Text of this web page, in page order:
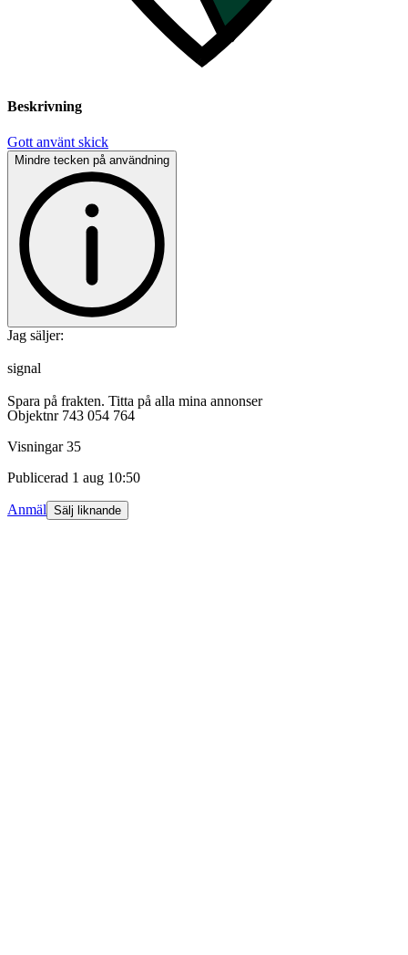
Beskrivning
Gott använt skick
Mindre tecken på användning
Jag säljer:
signal
Spara på frakten. Titta på alla mina annonser
Objektnr 743 054 764
Visningar 35
Publicerad 1 aug 10:50
Anmäl Sälj liknande